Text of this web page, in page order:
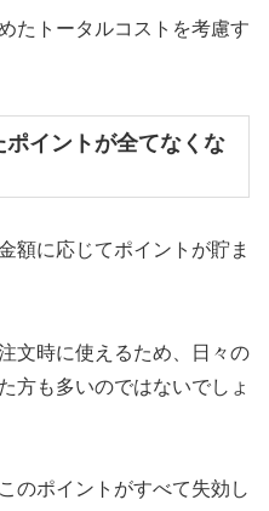
たトータルコストを考慮す
イントが全てなくな
額に応じてポイントが貯ま
文時に使えるため、日々の
方も多いのではないでしょ
のポイントがすべて失効し